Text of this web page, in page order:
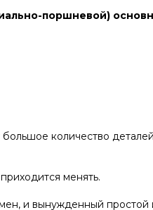
поршневой)
количество
менять.
и вынужденный простой